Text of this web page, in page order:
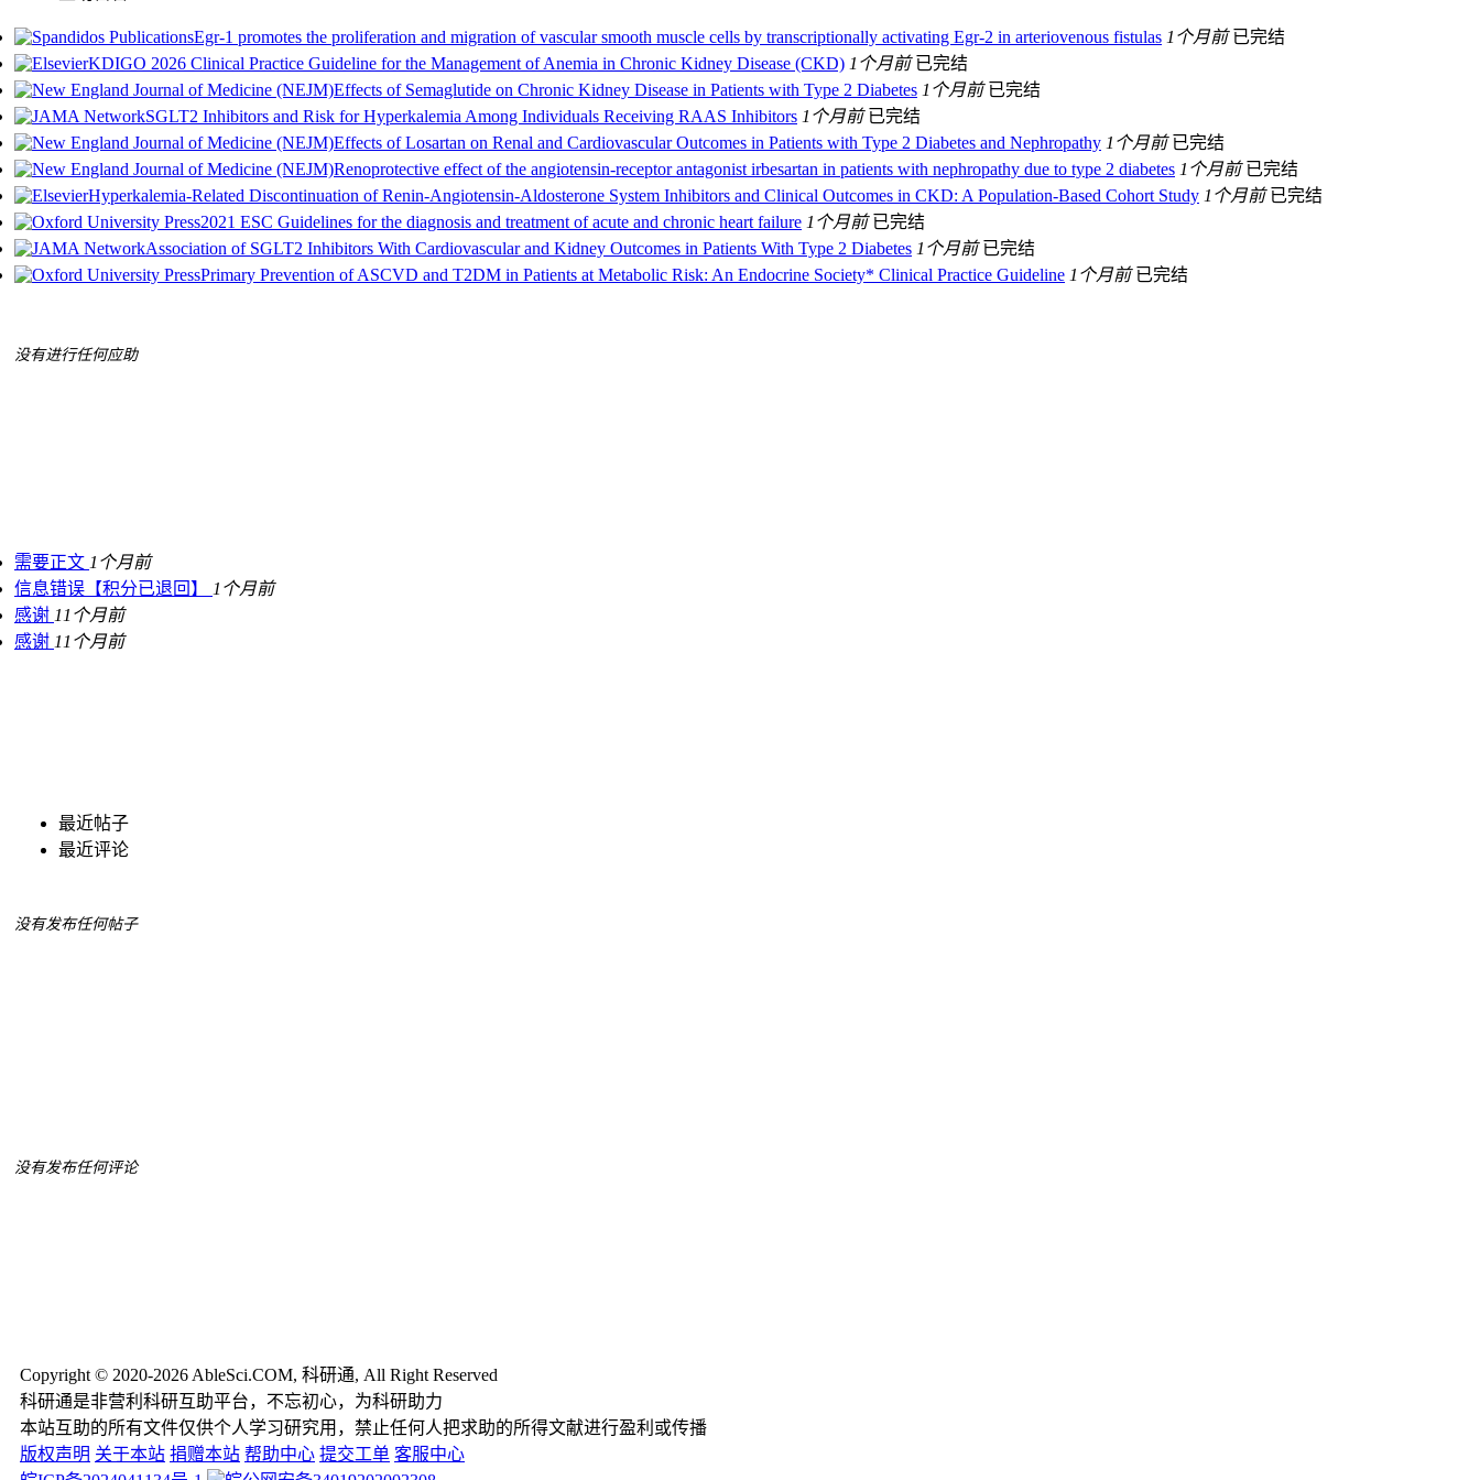
Egr‑1 promotes the proliferation and migration of vascular smooth muscle cells by transcriptionally activating Egr‑2 in arteriovenous fistulas 1个月前 已完结
KDIGO 2026 Clinical Practice Guideline for the Management of Anemia in Chronic Kidney Disease (CKD) 1个月前 已完结
Effects of Semaglutide on Chronic Kidney Disease in Patients with Type 2 Diabetes 1个月前 已完结
SGLT2 Inhibitors and Risk for Hyperkalemia Among Individuals Receiving RAAS Inhibitors 1个月前 已完结
Effects of Losartan on Renal and Cardiovascular Outcomes in Patients with Type 2 Diabetes and Nephropathy 1个月前 已完结
Renoprotective effect of the angiotensin-receptor antagonist irbesartan in patients with nephropathy due to type 2 diabetes 1个月前 已完结
Hyperkalemia-Related Discontinuation of Renin-Angiotensin-Aldosterone System Inhibitors and Clinical Outcomes in CKD: A Population-Based Cohort Study 1个月前 已完结
2021 ESC Guidelines for the diagnosis and treatment of acute and chronic heart failure 1个月前 已完结
Association of SGLT2 Inhibitors With Cardiovascular and Kidney Outcomes in Patients With Type 2 Diabetes 1个月前 已完结
Primary Prevention of ASCVD and T2DM in Patients at Metabolic Risk: An Endocrine Society* Clinical Practice Guideline 1个月前 已完结
没有进行任何应助
需要正文 1个月前
信息错误【积分已退回】
1个月前
感谢 11个月前
感谢 11个月前
最近帖子
最近评论
没有发布任何帖子
没有发布任何评论
Copyright © 2020-2026 AbleSci.COM, 科研通, All Right Reserved
科研通是非营利科研互助平台，不忘初心，为科研助力
本站互助的所有文件仅供个人学习研究用，禁止任何人把求助的所得文献进行盈利或传播
版权声明 关于本站 捐赠本站 帮助中心 提交工单 客服中心